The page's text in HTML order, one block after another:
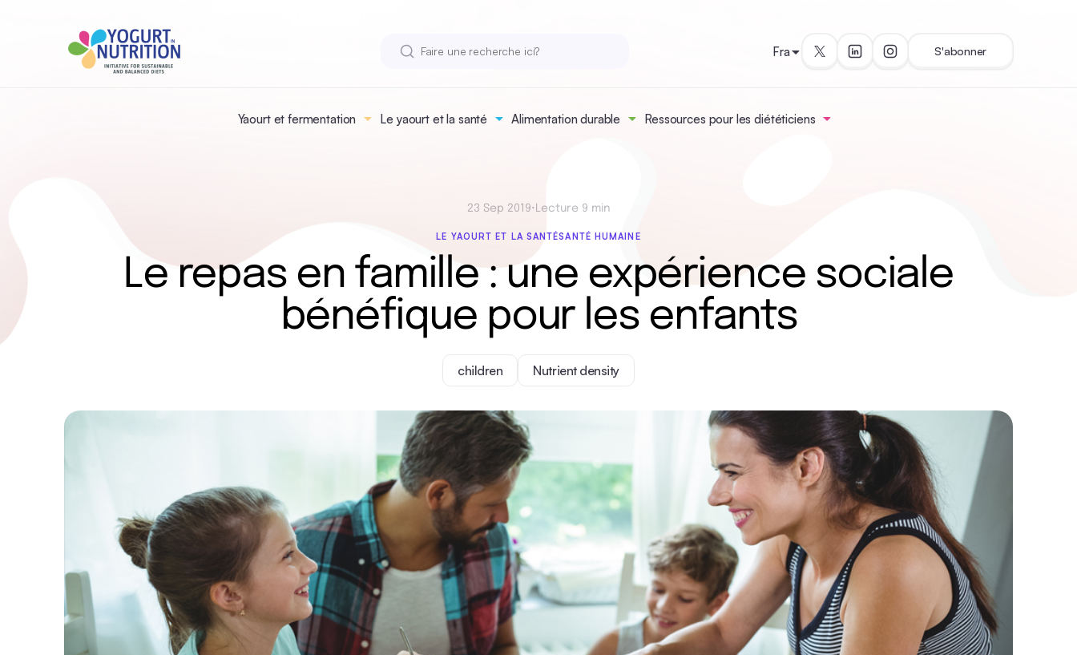
Yaourt et fermentation Le yaourt et la santé Alimentation durable Ressources pour les diététiciens
Fra S'abonner
23 Sep 2019• Lecture 9 min
LE YAOURT ET LA SANTÉSANTÉ HUMAINE
Le repas en famille : une expérience sociale
bénéfique pour les enfants
children Nutrient density